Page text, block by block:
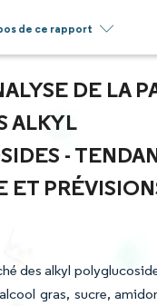
de ce rapport
DE LA
ALKYL
-
ET
des alkyl
gras, sucre,